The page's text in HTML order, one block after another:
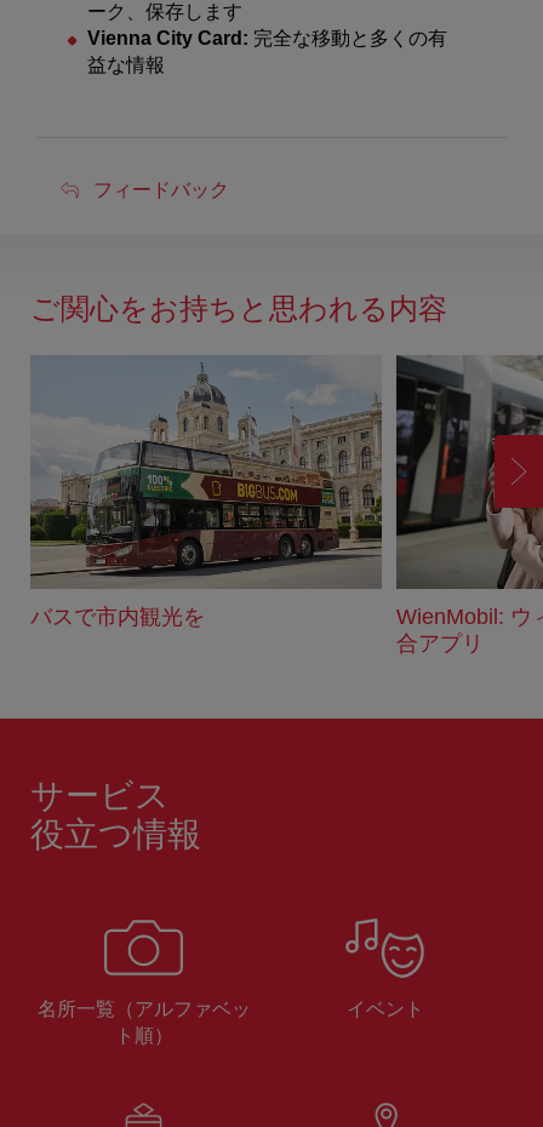
ーク、保存します
Vienna City Card: 完全な移動と多くの有
益な情報
フ
ド
ク
フィードバック
ご関心をお持ちと思われる内容
バスで市内観光を
WienMobil: ウ
合アプリ
進
む
サービス
役立つ情報
名所一覧（アルファベッ
ト順）
イベント